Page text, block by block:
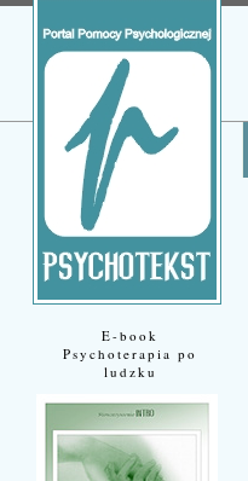
E-book
Psychoterapia po
ludzku